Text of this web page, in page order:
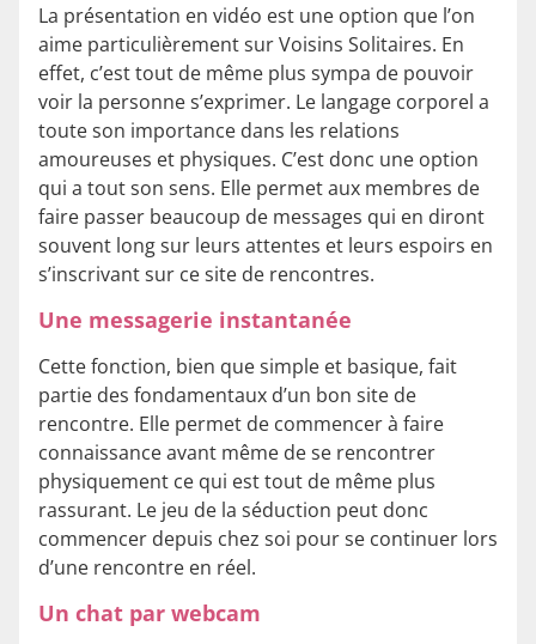
La présentation en vidéo est une option que l’on
aime particulièrement sur Voisins Solitaires. En
effet, c’est tout de même plus sympa de pouvoir
voir la personne s’exprimer. Le langage corporel a
toute son importance dans les relations
amoureuses et physiques. C’est donc une option
qui a tout son sens. Elle permet aux membres de
faire passer beaucoup de messages qui en diront
souvent long sur leurs attentes et leurs espoirs en
s’inscrivant sur ce site de rencontres.
Une messagerie instantanée
Cette fonction, bien que simple et basique, fait
partie des fondamentaux d’un bon site de
rencontre. Elle permet de commencer à faire
connaissance avant même de se rencontrer
physiquement ce qui est tout de même plus
rassurant. Le jeu de la séduction peut donc
commencer depuis chez soi pour se continuer lors
d’une rencontre en réel.
Un chat par webcam